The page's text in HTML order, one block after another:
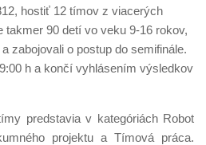
hostiť 12 tímov z viacerých
takmer 90 detí vo veku 9-16 rokov,
zabojovali o postup do semifinále.
h a končí vyhlásením výsledkov
predstavia v kategóriách Robot
projektu a Tímová práca.